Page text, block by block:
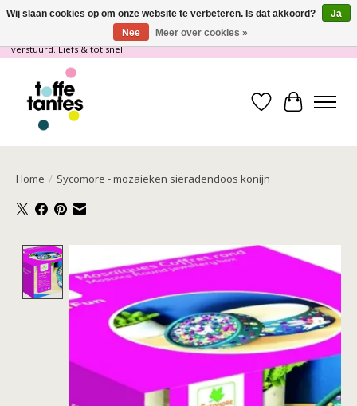
Wij gaan op vakantie! vanaf 4 juli t/m 21 juli worden er geen pakketjes
verstuurd. Liefs & tot snel!
Verlanglijst
Home / Sycomore - mozaieken sieradendoos konijn
Product image slideshow Items
Wij slaan cookies op om onze website te verbeteren. Is dat akkoord?
Ja
Nee
Meer over cookies »